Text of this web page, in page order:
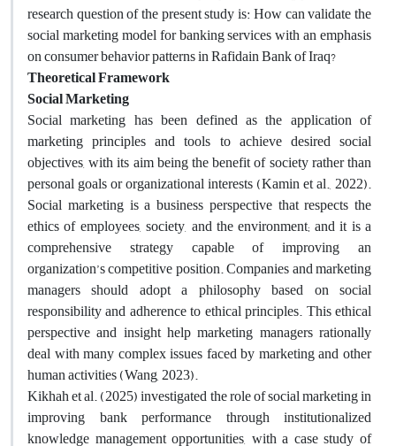
research question of the present study is: How can validate the
social marketing model for banking services with an emphasis
on consumer behavior patterns in Rafidain Bank of Iraq?
Theoretical Framework
Social Marketing
Social marketing has been defined as the application of
marketing principles and tools to achieve desired social
objectives, with its aim being the benefit of society rather than
personal goals or organizational interests (Kamin et al., 2022).
Social marketing is a business perspective that respects the
ethics of employees, society, and the environment; and it is a
comprehensive strategy capable of improving an
organization’s competitive position. Companies and marketing
managers should adopt a philosophy based on social
responsibility and adherence to ethical principles. This ethical
perspective and insight help marketing managers rationally
deal with many complex issues faced by marketing and other
human activities (Wang, 2023).
Kikhah et al. (2025) investigated the role of social marketing in
improving bank performance through institutionalized
knowledge management opportunities, with a case study of